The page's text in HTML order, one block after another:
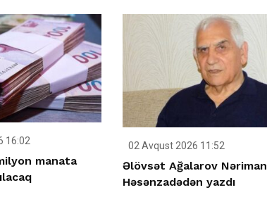
16:02
manata
02 Avqust 2026 11:52
Əlövsət Ağalarov Nəriman
Həsənzadədən yazdı